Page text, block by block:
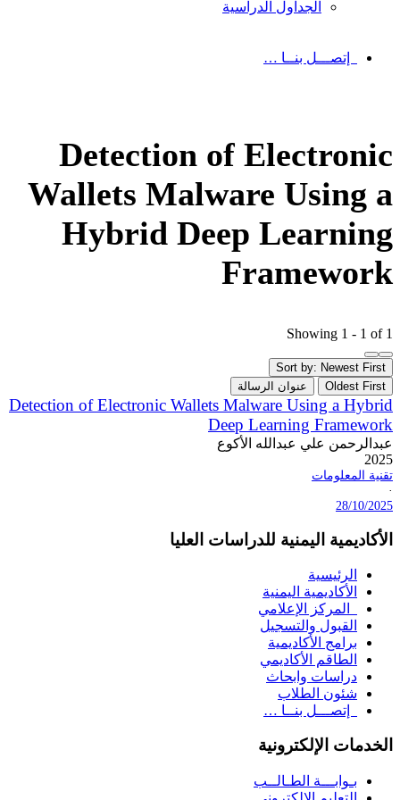
الجداول الدراسية
إتصـــل بنــا …
Detection of Electronic
Wallets Malware Using a
Hybrid Deep Learning
Framework
Showing 1 - 1 of 1
Sort by: Newest First
Oldest First
عنوان الرسالة
Detection of Electronic Wallets Malware Using a Hybrid
Deep Learning Framework
عبدالرحمن علي عبدالله الأكوع
2025
تقنية المعلومات
·
28/10/2025
الأكاديمية اليمنية للدراسات العليا
الرئيسية
الأكاديمية اليمنية
المركز الإعلامي
القبول والتسجيل
برامج الأكاديمية
الطاقم الأكاديمي
دراسات وابحاث
شئون الطلاب
إتصـــل بنــا …
الخدمات الإلكترونية
بـوابـــة الطـالــب